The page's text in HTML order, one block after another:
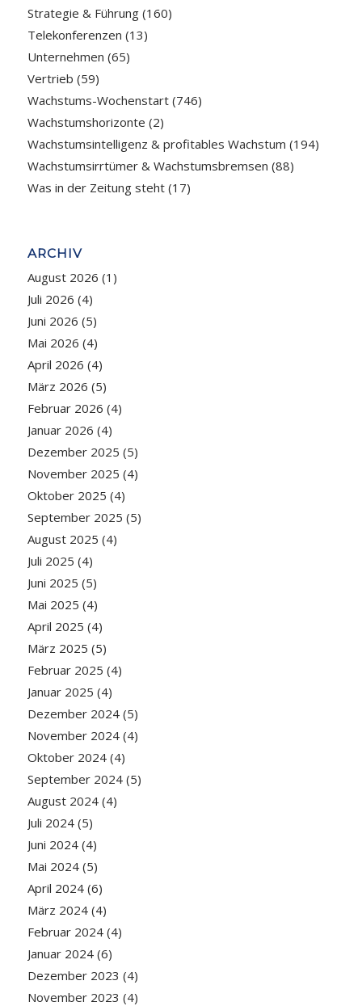
Strategie & Führung(160)
Telekonferenzen (13)
Unternehmen (65)
Vertrieb (59)
Wachstums-Wochenstart(746)
Wachstumshorizonte (2)
Wachstumsintelligenz & profitables Wachstum (194)
Wachstumsirrtümer & Wachstumsbremsen (88)
Was in der Zeitung steht(17)
ARCHIV
August 2026 (1)
Juli 2026 (4)
Juni 2026 (5)
Mai 2026 (4)
April 2026 (4)
März 2026 (5)
Februar 2026 (4)
Januar 2026 (4)
Dezember 2025 (5)
November 2025 (4)
Oktober 2025 (4)
September 2025 (5)
August 2025 (4)
Juli 2025 (4)
Juni 2025 (5)
Mai 2025 (4)
April 2025 (4)
März 2025 (5)
Februar 2025 (4)
Januar 2025 (4)
Dezember 2024(5)
November 2024(4)
Oktober 2024(4)
September 2024(5)
August 2024(4)
Juli 2024(5)
Juni 2024(4)
Mai 2024(5)
April 2024(6)
März 2024(4)
Februar 2024(4)
Januar 2024(6)
Dezember 2023 (4)
November 2023 (4)